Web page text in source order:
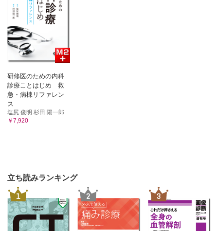
研修医のための内科
診療ことはじめ 救
急・病棟リファレン
ス
塩尻 俊明 杉田 陽一郎
￥7,920
立ち読みランキング
1 2 3